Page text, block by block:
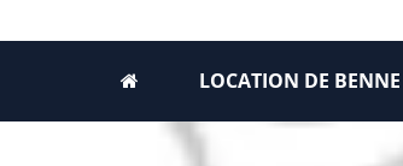
LOCATION DE BENNE